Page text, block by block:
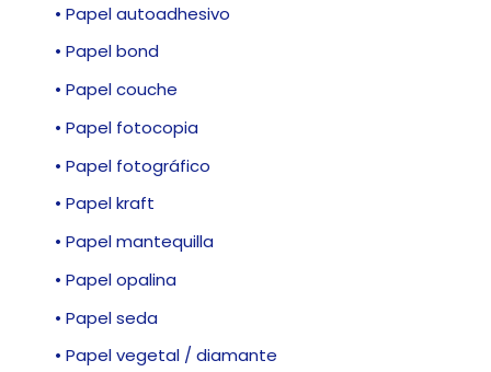
• Papel autoadhesivo
• Papel bond
• Papel couche
• Papel fotocopia
• Papel fotográfico
• Papel kraft
• Papel mantequilla
• Papel opalina
• Papel seda
• Papel vegetal / diamante